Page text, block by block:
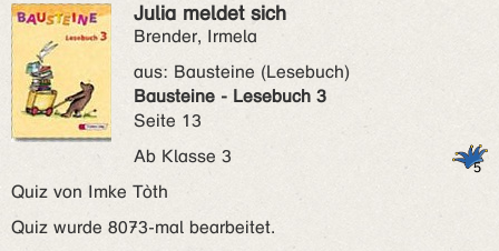
Julia meldet sich
Brender, Irmela
aus: Bausteine (Lesebuch)
Bausteine - Lesebuch 3
Seite 13
Ab Klasse 3
Quiz von Imke Tòth
Quiz wurde 8073-mal bearbeitet.